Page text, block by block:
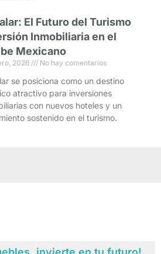
El Futuro del Turismo
Inmobiliaria en el
Mexicano
2026 No hay comentarios
se posiciona como un destino
atractivo para inversiones
con nuevos hoteles y un
sostenido en el turismo.